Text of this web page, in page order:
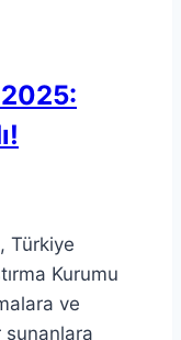
Türkiye
Kurumu
ve
sunanlara